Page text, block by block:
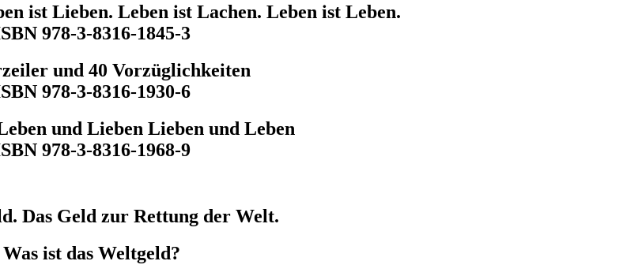
ist Lieben. Leben ist Lachen. Leben ist Leben.
978-3-8316-1845-3
und 40 Vorzüglichkeiten
978-3-8316-1930-6
und Lieben Lieben und Leben
978-3-8316-1968-9
Das Geld zur Rettung der Welt.
Was ist das Weltgeld?